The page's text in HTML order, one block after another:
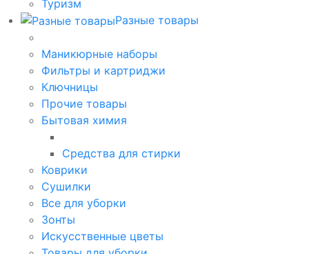
Туризм
Разные товары
Маникюрные наборы
Фильтры и картриджи
Ключницы
Прочие товары
Бытовая химия
Средства для стирки
Коврики
Сушилки
Все для уборки
Зонты
Искусственные цветы